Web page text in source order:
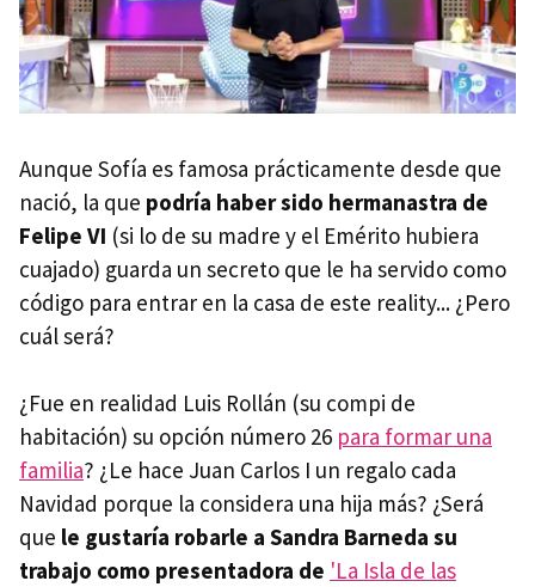
Aunque Sofía es famosa prácticamente desde que
nació, la que podría haber sido hermanastra de
Felipe VI (si lo de su madre y el Emérito hubiera
cuajado) guarda un secreto que le ha servido como
código para entrar en la casa de este reality... ¿Pero
cuál será?
¿Fue en realidad Luis Rollán (su compi de
habitación) su opción número 26 para formar una
familia? ¿Le hace Juan Carlos I un regalo cada
Navidad porque la considera una hija más? ¿Será
que le gustaría robarle a Sandra Barneda su
trabajo como presentadora de 'La Isla de las